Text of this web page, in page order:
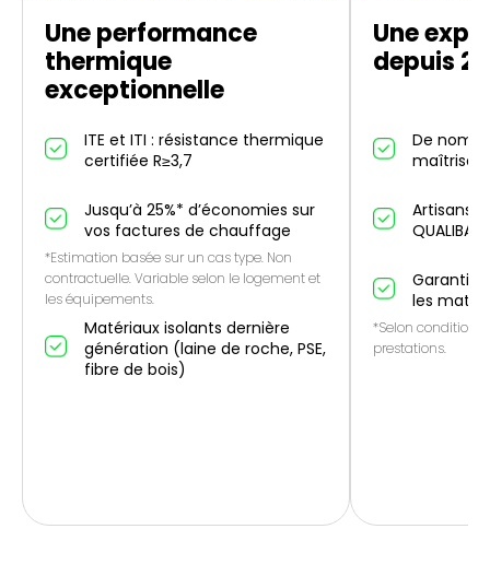
Une performance
thermique
exceptionnelle
ITE et ITI : résistance thermique
certifiée R≥3,7
Jusqu’à 25%* d’économies sur
vos factures de chauffage
*Estimation basée sur un cas type. Non
contractuelle. Variable selon le logement et
les équipements.
Matériaux isolants dernière
génération (laine de roche, PSE,
fibre de bois)
Une
depuis
De
maîtrise
Artisans
QUALIBAT
Garantie
les
*Selon conditions
prestations.